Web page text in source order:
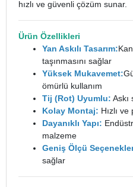
hızlı ve güvenli çözüm sunar.
Ürün Özellikleri
Yan Askılı Tasarım:
taşınmasını sağlar
Yüksek Mukavemet:
ömürlü kullanım
Tij (Rot) Uyumlu: Askı
Kolay Montaj: Hızlı
Dayanıklı Yapı:
malzeme
Geniş Ölçü
sağlar